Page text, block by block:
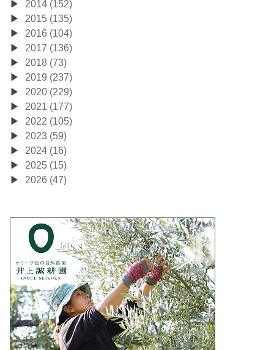
2014 (152)
2015 (135)
2016 (104)
2017 (136)
2018 (73)
2019 (237)
2020 (229)
2021 (177)
2022 (105)
2023 (59)
2024 (16)
2025 (15)
2026 (47)